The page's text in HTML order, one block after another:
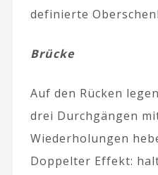
definierte
Brücke
Auf den Rücken
drei Durchgängen
Wiederholungen
Doppelter Effekt: